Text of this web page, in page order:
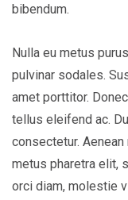
bibendum.
Nulla eu metus
pulvinar sodales.
amet porttitor.
tellus eleifend ac.
consectetur.
metus pharetra elit,
orci diam, molestie